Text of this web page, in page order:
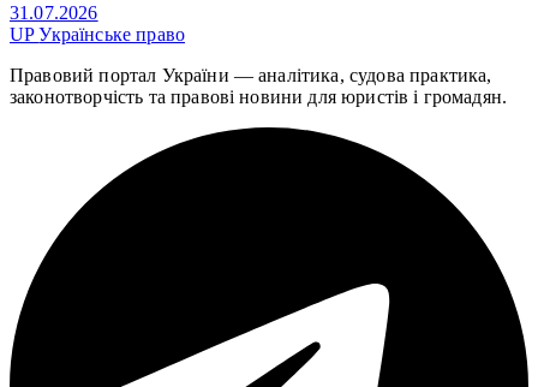
31.07.2026
UPУкраїнське право
Правовий портал України — аналітика, судова практика,
законотворчість та правові новини для юристів і громадян.